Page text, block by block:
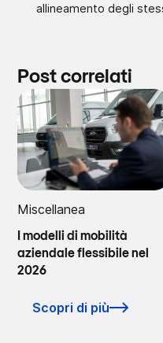
allineamento degli
Post correlati
Miscellanea
I modelli di mobilità
aziendale flessibile nel
2026
Scopri di più